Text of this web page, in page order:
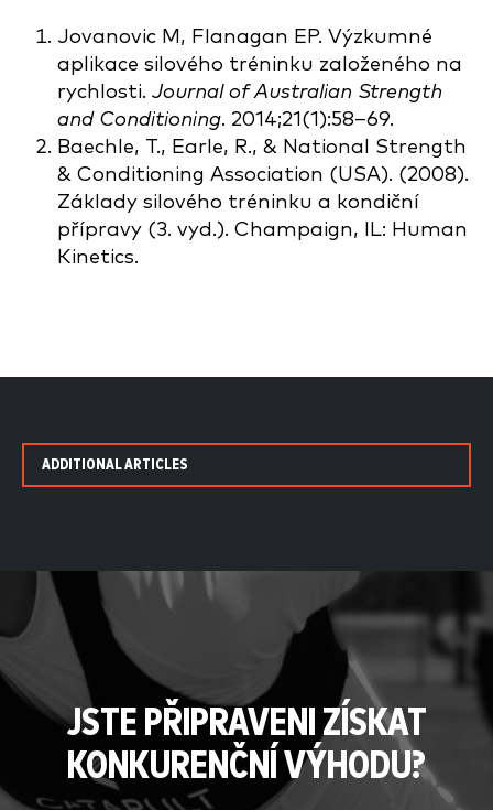
Jovanovic M, Flanagan EP. Výzkumné
aplikace silového tréninku založeného na
rychlosti. Journal of Australian Strength
and Conditioning. 2014;21(1):58–69.
Baechle, T., Earle, R., & National Strength
& Conditioning Association (USA). (2008).
Základy silového tréninku a kondiční
přípravy (3. vyd.). Champaign, IL: Human
Kinetics.
ADDITIONAL ARTICLES
JSTE PŘIPRAVENI ZÍSKAT
KONKURENČNÍ VÝHODU?